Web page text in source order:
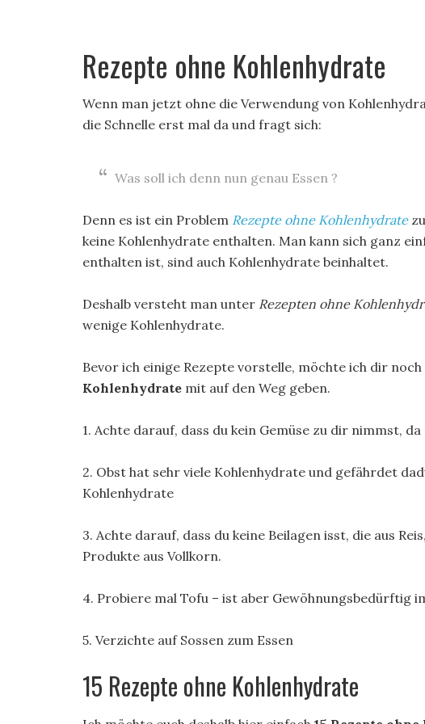
Rezepte ohne Kohlenhydrate
Wenn man jetzt ohne die Verwendung von
die Schnelle erst mal da und fragt sich:
Was soll ich denn nun genau Essen ?
Denn es ist ein Problem Rezepte ohne Kohlenhydrate
keine Kohlenhydrate enthalten. Man kann sich ganz
enthalten ist, sind auch Kohlenhydrate beinhaltet.
Deshalb versteht man unter Rezepten ohne
wenige Kohlenhydrate.
Bevor ich einige Rezepte vorstelle, möchte ich dir
Kohlenhydrate mit auf den Weg geben.
1. Achte darauf, dass du kein Gemüse zu dir nimmst,
2. Obst hat sehr viele Kohlenhydrate und gefährdet
Kohlenhydrate
3. Achte darauf, dass du keine Beilagen isst, die aus
Produkte aus Vollkorn.
4. Probiere mal Tofu – ist aber Gewöhnungsbedürftig
5. Verzichte auf Sossen zum Essen
15 Rezepte ohne Kohlenhydrate